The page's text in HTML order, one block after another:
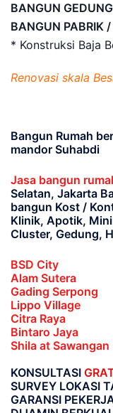
BANGUN
BANGUN PABRIK
* Konstruksi Baja
Renovasi skala
Bangun Rumah
mandor Suhabdi
Jasa bangun
Selatan, Jakarta
bangun Kost /
Klinik, Apotik,
Cluster, Gedung,
BSD City
Alam Sutera
Gading Serpong
Lippo Village
Citra Raya
Bintaro Jaya
Shila at Sawangan
KONSULTASI
SURVEY LOKASI
GARANSI